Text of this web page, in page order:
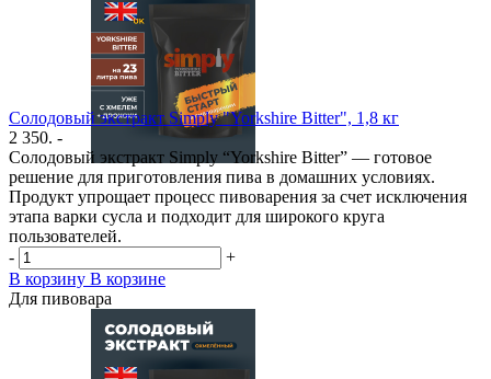
Солодовый экстракт Simply "Yorkshire Bitter", 1,8 кг
2 350. -
Солодовый экстракт Simply “Yorkshire Bitter” — готовое
решение для приготовления пива в домашних условиях.
Продукт упрощает процесс пивоварения за счет исключения
этапа варки сусла и подходит для широкого круга
пользователей.
-
+
В корзину В корзине
Для пивовара